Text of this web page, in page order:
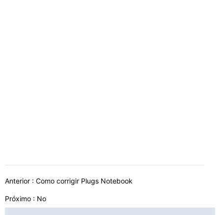
Anterior : Como corrigir Plugs Notebook
Próximo : No